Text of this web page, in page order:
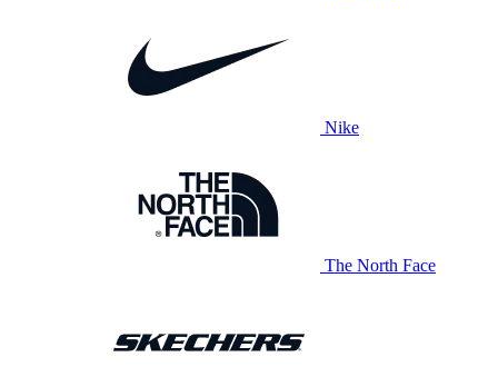
Nike
The North Face